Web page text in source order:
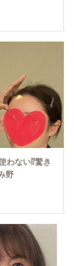
わない⁉︎驚き
野